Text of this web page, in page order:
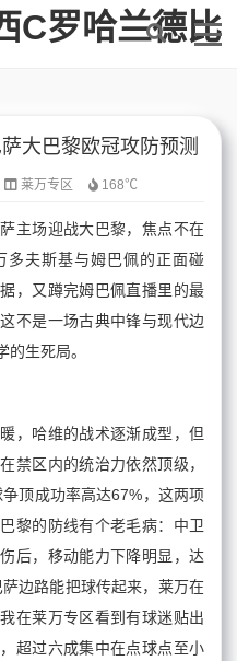
大巴黎欧冠攻防预测
莱万专区 168℃
主场迎战大巴黎，焦点不在
多夫斯基与姆巴佩的正面碰
，又蹲完姆巴佩直播里的最
不是一场古典中锋与现代边
生死局。
，哈维的战术逐渐成型，但
禁区内的统治力依然顶级，
顶成功率高达67%，这两项
黎的防线有个老毛病：中卫
后，移动能力下降明显，达
边路能把球传起来，莱万在
在莱万专区看到有球迷贴出
超过六成集中在点球点至小